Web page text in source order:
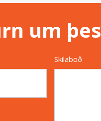
um
Skilaboð